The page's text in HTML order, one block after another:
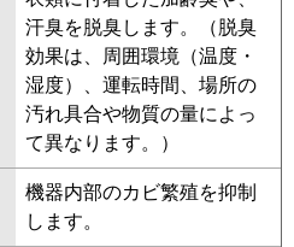
汗臭を脱臭します。（脱臭
効果は、周囲環境（温度・
湿度）、運転時間、場所の
汚れ具合や物質の量によっ
て異なります。）
機器内部のカビ繁殖を抑制
します。